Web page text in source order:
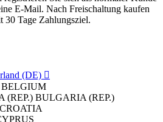
E-Mail. Nach Freischaltung kaufen
30 Tage Zahlungsziel.
(DE) 
BELGIUM
BULGARIA (REP.)
CROATIA